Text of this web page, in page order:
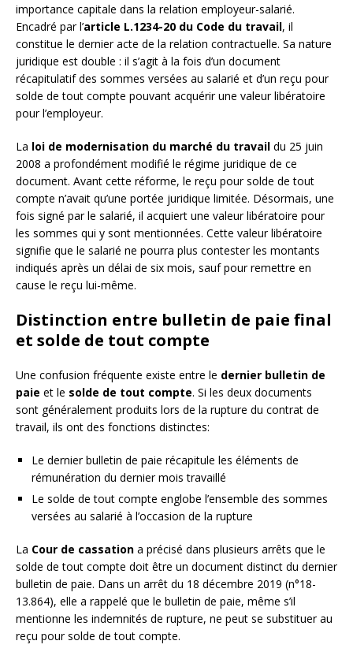
importance capitale dans la relation employeur-salarié.
Encadré par l’article L.1234-20 du Code du travail, il
constitue le dernier acte de la relation contractuelle. Sa nature
juridique est double : il s’agit à la fois d’un document
récapitulatif des sommes versées au salarié et d’un reçu pour
solde de tout compte pouvant acquérir une valeur libératoire
pour l’employeur.
La loi de modernisation du marché du travail du 25 juin
2008 a profondément modifié le régime juridique de ce
document. Avant cette réforme, le reçu pour solde de tout
compte n’avait qu’une portée juridique limitée. Désormais, une
fois signé par le salarié, il acquiert une valeur libératoire pour
les sommes qui y sont mentionnées. Cette valeur libératoire
signifie que le salarié ne pourra plus contester les montants
indiqués après un délai de six mois, sauf pour remettre en
cause le reçu lui-même.
Distinction entre bulletin de paie final
et solde de tout compte
Une confusion fréquente existe entre le dernier bulletin de
paie et le solde de tout compte. Si les deux documents
sont généralement produits lors de la rupture du contrat de
travail, ils ont des fonctions distinctes:
Le dernier bulletin de paie récapitule les éléments de
rémunération du dernier mois travaillé
Le solde de tout compte englobe l’ensemble des sommes
versées au salarié à l’occasion de la rupture
La Cour de cassation a précisé dans plusieurs arrêts que le
solde de tout compte doit être un document distinct du dernier
bulletin de paie. Dans un arrêt du 18 décembre 2019 (n°18-
13.864), elle a rappelé que le bulletin de paie, même s’il
mentionne les indemnités de rupture, ne peut se substituer au
reçu pour solde de tout compte.